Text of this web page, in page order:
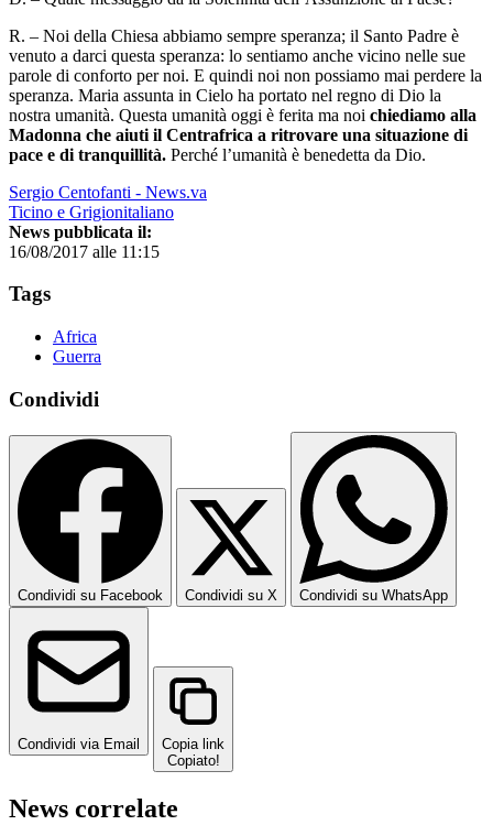
R. – Noi della Chiesa abbiamo sempre speranza; il Santo Padre è
venuto a darci questa speranza: lo sentiamo anche vicino nelle sue
parole di conforto per noi. E quindi noi non possiamo mai perdere la
speranza. Maria assunta in Cielo ha portato nel regno di Dio la
nostra umanità. Questa umanità oggi è ferita ma noi chiediamo alla
Madonna che aiuti il Centrafrica a ritrovare una situazione di
pace e di tranquillità. Perché l’umanità è benedetta da Dio.
Sergio Centofanti - News.va
Ticino e Grigionitaliano
News pubblicata il:
16/08/2017 alle 11:15
Tags
Africa
Guerra
Condividi
Condividi su Facebook Condividi su X Condividi su WhatsApp
Condividi via Email
Copia link
Copiato!
News correlate